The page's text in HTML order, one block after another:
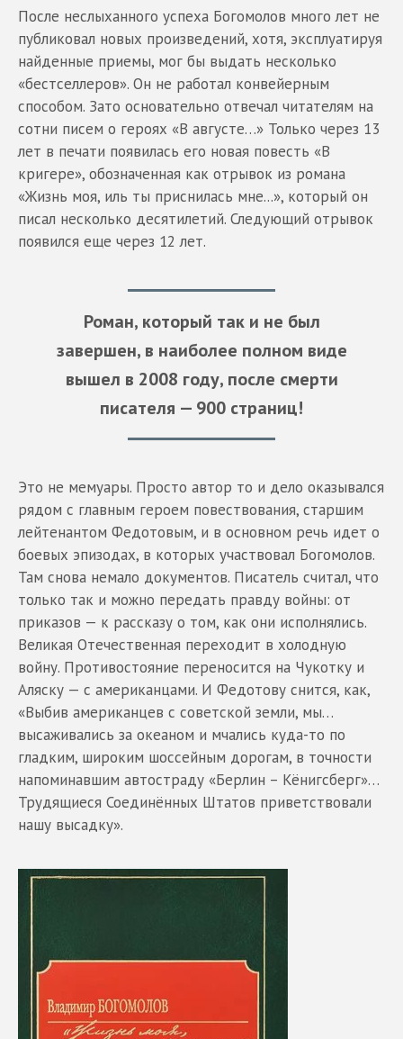
После неслыханного успеха Богомолов много лет не
публиковал новых произведений, хотя, эксплуатируя
найденные приемы, мог бы выдать несколько
«бестселлеров». Он не работал конвейерным
способом. Зато основательно отвечал читателям на
сотни писем о героях «В августе…» Только через 13
лет в печати появилась его новая повесть «В
кригере», обозначенная как отрывок из романа
«Жизнь моя, иль ты приснилась мне...», который он
писал несколько десятилетий. Следующий отрывок
появился еще через 12 лет.
Роман, который так и не был
завершен, в наиболее полном виде
вышел в 2008 году, после смерти
писателя — 900 страниц!
Это не мемуары. Просто автор то и дело оказывался
рядом с главным героем повествования, старшим
лейтенантом Федотовым, и в основном речь идет о
боевых эпизодах, в которых участвовал Богомолов.
Там снова немало документов. Писатель считал, что
только так и можно передать правду войны: от
приказов — к рассказу о том, как они исполнялись.
Великая Отечественная переходит в холодную
войну. Противостояние переносится на Чукотку и
Аляску — с американцами. И Федотову снится, как,
«Выбив американцев с советской земли, мы…
высаживались за океаном и мчались куда-то по
гладким, широким шоссейным дорогам, в точности
напоминавшим автостраду «Берлин – Кёнигсберг»…
Трудящиеся Соединённых Штатов приветствовали
нашу высадку».